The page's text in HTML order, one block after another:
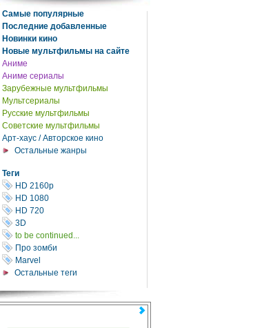
Самые популярные
Последние добавленные
Новинки кино
Новые мультфильмы на сайте
Аниме
Аниме сериалы
Зарубежные мультфильмы
Мультсериалы
Русские мультфильмы
Советские мультфильмы
Арт-хаус / Авторское кино
Остальные жанры
Теги
HD 2160р
HD 1080
HD 720
3D
to be continued...
Про зомби
Marvel
Остальные теги